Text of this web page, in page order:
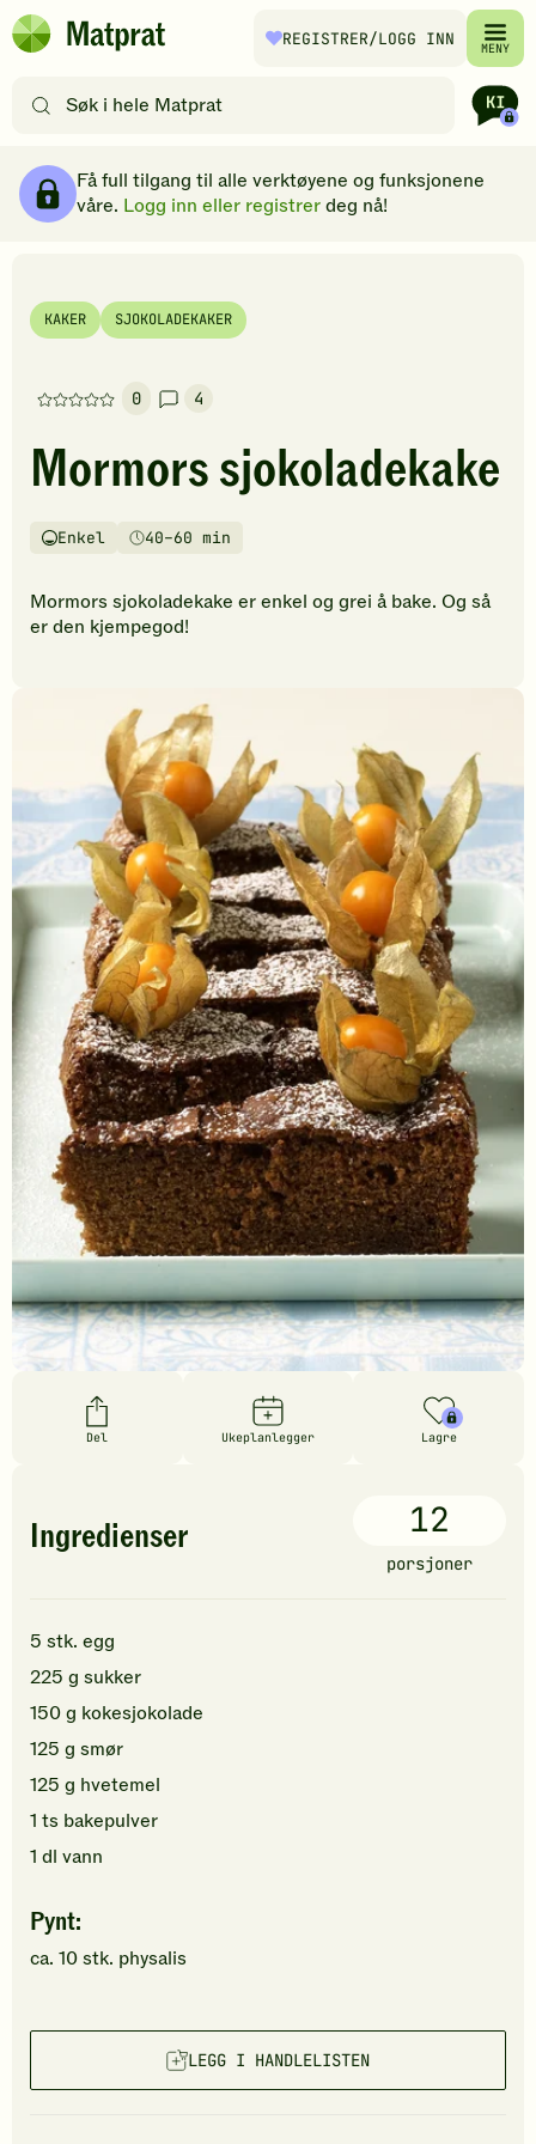
Hopp til hovedinnhold
Matprat
REGISTRER/LOGG INN MENY
etter
filtre
Få full tilgang til alle verktøyene og funksjonene
våre. Logg inn eller registrerdeg nå!
KAKER SJOKOLADEKAKER
0
Denne
har
foreløpig
vurderinger.
den
første
oppskriften.
4
Mormors sjokoladekake
Vanskelighetsgrad
Enkel
Tilberedningstid40–60 min
Mormors sjokoladekake er enkel og grei å bake. Og så
er den kjempegod!
Del Ukeplanlegger Lagre
Ingredienser 12
porsjoner
5 stk. egg
225 g sukker
150g kokesjokolade
125 g smør
125 g hvetemel
1 ts bakepulver
1 dl vann
Pynt:
ca. 10stk. physalis
LEGG I HANDLELISTEN